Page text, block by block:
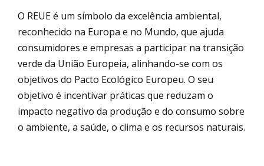
O REUE é um símbolo da excelência ambiental,
reconhecido na Europa e no Mundo, que ajuda
consumidores e empresas a participar na transição
verde da União Europeia, alinhando-se com os
objetivos do Pacto Ecológico Europeu. O seu
objetivo é incentivar práticas que reduzam o
impacto negativo da produção e do consumo sobre
o ambiente, a saúde, o clima e os recursos naturais.